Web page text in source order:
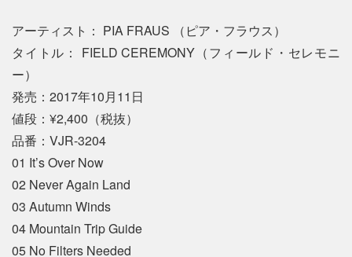
アーティスト： PIA FRAUS （ピア・フラウス）
タイトル： FIELD CEREMONY（フィールド・セレモニ
ー）
発売：2017年10月11日
値段：¥2,400（税抜）
品番：VJR-3204
01 It’s Over Now
02 Never Again Land
03 Autumn Winds
04 Mountain Trip Guide
05 No Filters Needed